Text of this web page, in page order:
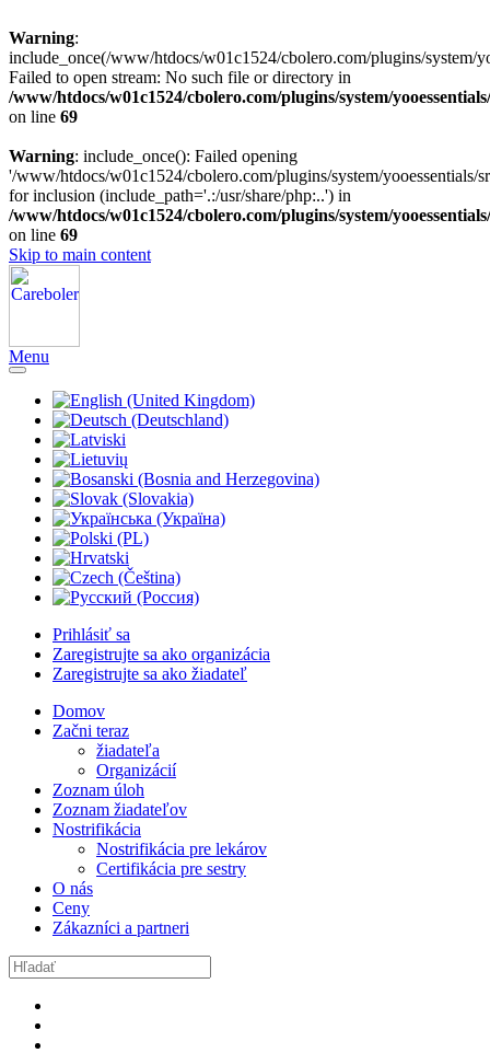
Warning:
include_once(/www/htdocs/w01c1524/cbolero.com/plugins/system/
Failed to open stream: No such file or directory in
/www/htdocs/w01c1524/cbolero.com/plugins/system/
on line 69
Warning: include_once(): Failed opening
'/www/htdocs/w01c1524/cbolero.com/plugins/system/yooessentials/
for inclusion (include_path='.:/usr/share/php:..') in
/www/htdocs/w01c1524/cbolero.com/plugins/system/
on line 69
Skip to main content
Menu
Prihlásiť sa
Zaregistrujte sa ako organizácia
Zaregistrujte sa ako žiadateľ
Domov
Začni teraz
žiadateľa
Organizácií
Zoznam úloh
Zoznam žiadateľov
Nostrifikácia
Nostrifikácia pre lekárov
Certifikácia pre sestry
O nás
Ceny
Zákazníci a partneri